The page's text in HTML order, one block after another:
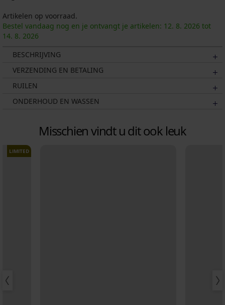
Artikelen op voorraad.
Bestel vandaag nog en je ontvangt je artikelen: 12. 8. 2026 tot
14. 8. 2026
BESCHRIJVING
VERZENDING EN BETALING
RUILEN
ONDERHOUD EN WASSEN
Misschien vindt u dit ook leuk
LIMITED